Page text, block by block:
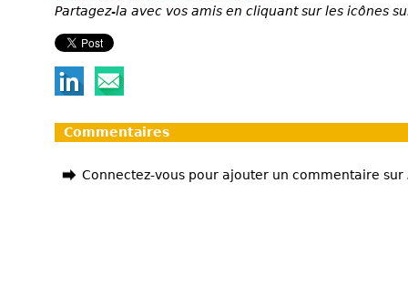
Partagez-la avec vos amis en cliquant sur les icônes
Commentaires
Connectez-vous pour ajouter un commentaire sur